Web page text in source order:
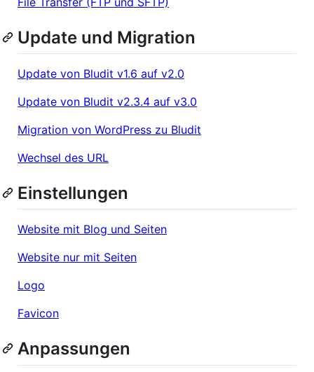
Update und Migration
Update von Bludit v1.6 auf v2.0
Update von Bludit v2.3.4 auf v3.0
Migration von WordPress zu Bludit
Wechsel des URL
Einstellungen
Website mit Blog und Seiten
Website nur mit Seiten
Logo
Favicon
Anpassungen